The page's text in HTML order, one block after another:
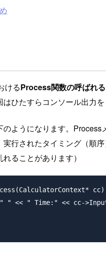
けるProcess関数の呼ばれ
ひたすらコンソール出力を
ようになります。
行されたタイミング（順
ることがあります）
" Time:" << cc-